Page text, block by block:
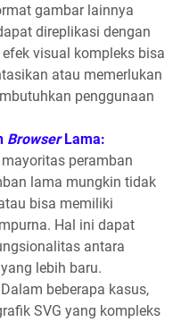
gambar lainnya
direplikasi dengan
visual kompleks bisa
atau memerlukan
penggunaan
BrowserLama:
peramban
lama mungkin tidak
bisa memiliki
Hal ini dapat
antara
lebih baru.
Dalam beberapa kasus,
SVG yang kompleks